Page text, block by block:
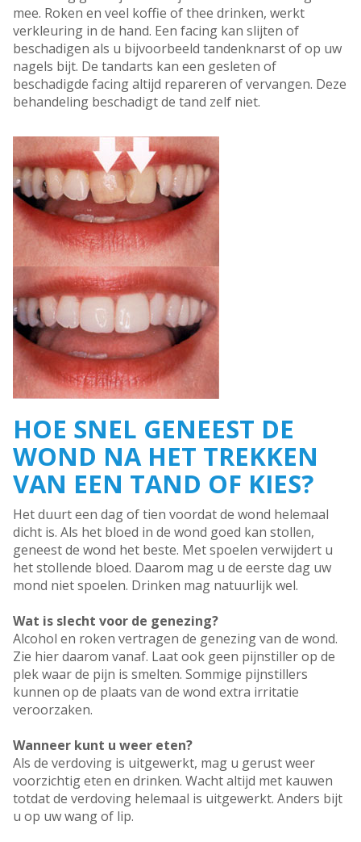
mee. Roken en veel koffie of thee drinken, werkt
verkleuring in de hand. Een facing kan slijten of
beschadigen als u bijvoorbeeld tandenknarst of op uw
nagels bijt. De tandarts kan een gesleten of
beschadigde facing altijd repareren of vervangen. Deze
behandeling beschadigt de tand zelf niet.
HOE SNEL GENEEST DE
WOND NA HET TREKKEN
VAN EEN TAND OF KIES?
Het duurt een dag of tien voordat de wond helemaal
dicht is. Als het bloed in de wond goed kan stollen,
geneest de wond het beste. Met spoelen verwijdert u
het stollende bloed. Daarom mag u de eerste dag uw
mond niet spoelen. Drinken mag natuurlijk wel.
Wat is slecht voor de genezing?
Alcohol en roken vertragen de genezing van de wond.
Zie hier daarom vanaf. Laat ook geen pijnstiller op de
plek waar de pijn is smelten. Sommige pijnstillers
kunnen op de plaats van de wond extra irritatie
veroorzaken.
Wanneer kunt u weer eten?
Als de verdoving is uitgewerkt, mag u gerust weer
voorzichtig eten en drinken. Wacht altijd met kauwen
totdat de verdoving helemaal is uitgewerkt. Anders bijt
u op uw wang of lip.